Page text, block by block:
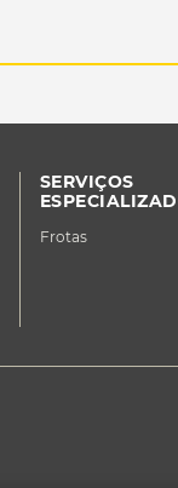
SERVIÇOS
Frotas